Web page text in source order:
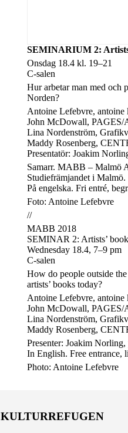
SEMINARIUM 2:
Onsdag 18.4 kl. 19–21
C-salen
Hur arbetar man med och
Norden?
Antoine Lefebvre, antoine
John McDowall,
Lina Nordenström,
Maddy Rosenberg,
Presentatör: Joakim
Samarr. MABB – Malmö
Studiefrämjandet i Malmö.
På engelska. Fri entré,
Foto: Antoine Lefebvre
//
MABB 2018
SEMINAR 2: Artists’
Wednesday 18.4, 7–9 pm
C-salen
How do people outside
artists’ books today?
Antoine Lefebvre, antoine
John McDowall,
Lina Nordenström,
Maddy Rosenberg,
Presenter: Joakim
In English. Free entrance,
Photo: Antoine Lefebvre
KULTURREFUGEN